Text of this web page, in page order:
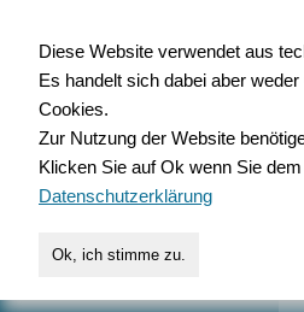
für
Diese Website verwendet aus
Es handelt sich dabei aber
Cookies.
Zur Nutzung der Website
Klicken Sie auf Ok wenn Sie
Datenschutzerklärung
Ok, ich stimme zu.